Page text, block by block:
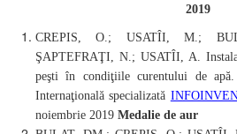
2019
CREPIS, O.; USATÎI, M.;
ŞAPTEFRAŢI, N.; USATÎI, A.
peşti în condiţiile curentului de apă.
Internaţională specializată
noiembrie 2019 Medalie de aur